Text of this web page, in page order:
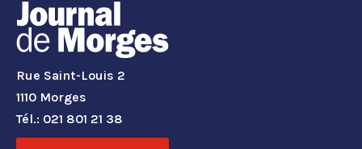
Rue Saint-Louis 2
1110 Morges
Tél.: 021 801 21 38